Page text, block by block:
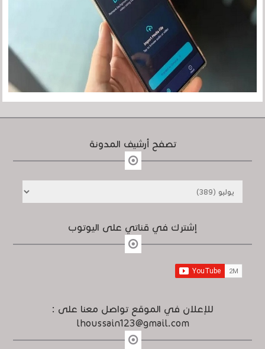
تصفح أرشيف المدونة
إشترك في قناتي على اليوتوب
للإعلان في الموقع تواصل معنا على :
lhoussain123@gmail.com